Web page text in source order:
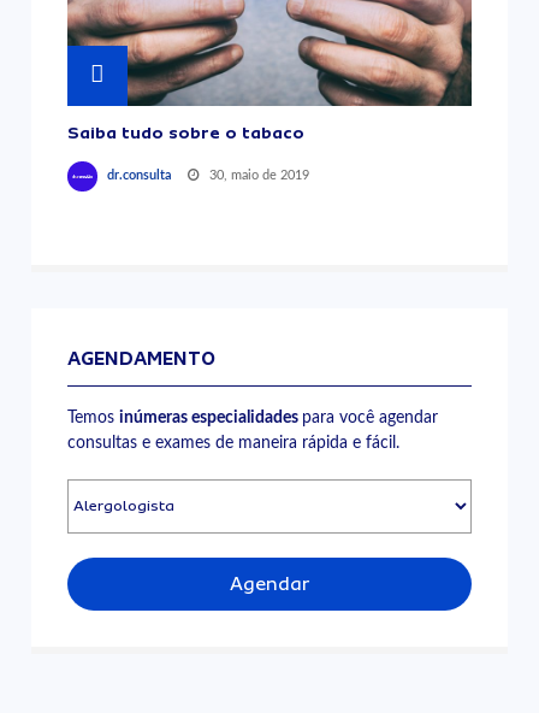
Saiba tudo sobre o tabaco
dr.consulta 30, maio de 2019
AGENDAMENTO
Temosinúmeras especialidades para você agendar
consultas e exames de maneira rápida e fácil.
Agendar